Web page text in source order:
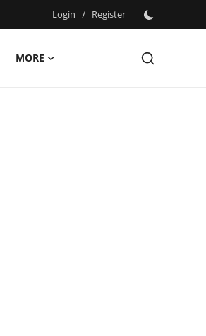
Login / Register
MORE